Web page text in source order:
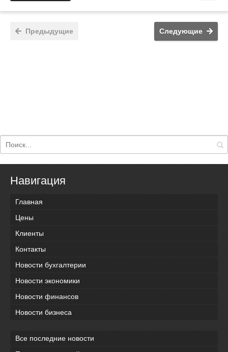
Предыдущие Следующие
Навигация
Главная
Цены
Клиенты
Контакты
Новости бухгалтерии
Новости экономики
Новости финансов
Новости бизнеса
Все последние новости